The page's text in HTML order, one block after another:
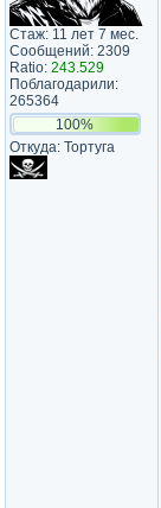
Стаж: 11 лет 7 мес.
Сообщений: 2309
Ratio: 243.529
Поблагодарили:
265364
100%
Откуда: Тортуга